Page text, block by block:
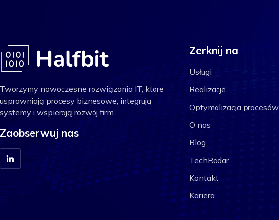
Tworzymy nowoczesne rozwiązania IT, które
usprawniają procesy biznesowe, integrują
systemy i wspierają rozwój firm.
Zaobserwuj nas
Zerknij na
Usługi
Realizacje
Optymalizacja procesów
O nas
Blog
TechRadar
Kontakt
Kariera